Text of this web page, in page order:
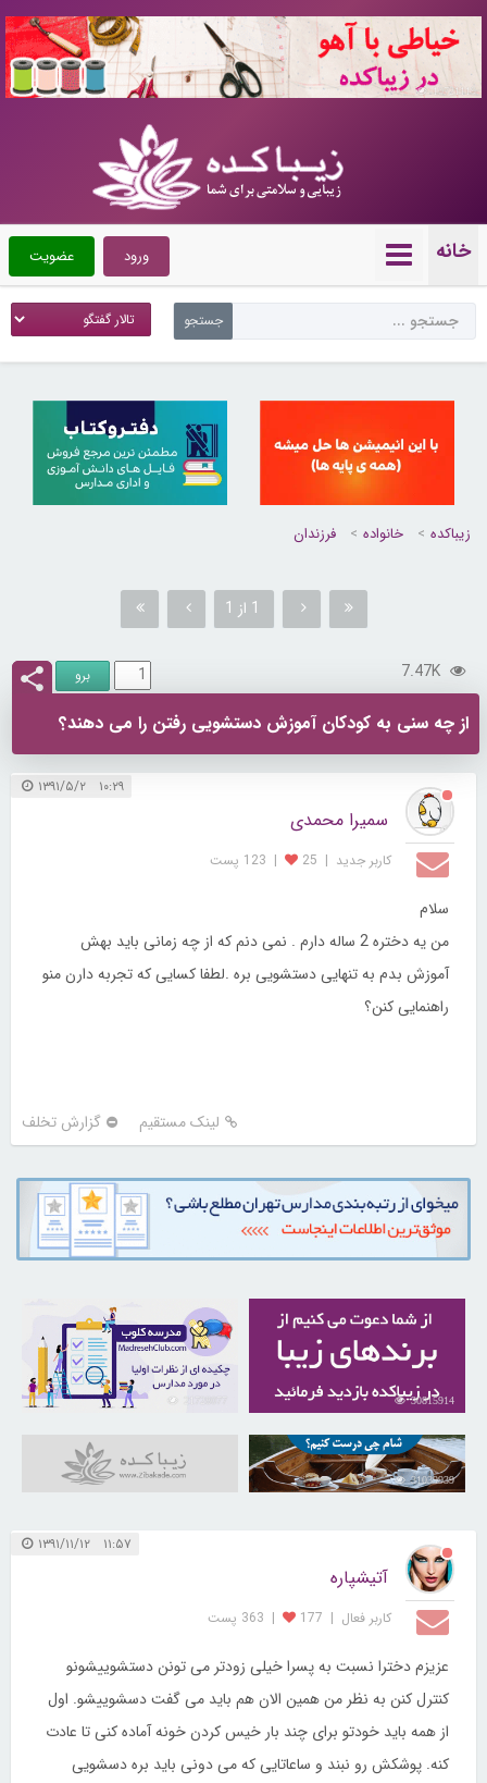
10721119
خانه عضویت ورود
زیباکده خانواده فرزندان
1 از 1
7.47K
از چه سنی به کودکان آموزش دستشویی رفتن را می دهند؟
۱۰:۲۹ ۱۳۹۱/۵/۲
سمیرا محمدی
کاربر جديد |
25
| 123 پست
سلام
من یه دختره 2 ساله دارم . نمی دنم که از چه زمانی باید بهش
آموزش بدم به تنهایی دستشویی بره .لطفا کسایی که تجربه دارن منو
راهنمایی کنن؟
لینک مستقیم گزارش تخلف
30815914
31039939
۱۱:۵۷ ۱۳۹۱/۱۱/۱۲
آتیشپاره
کاربر فعال |
177
| 363 پست
عزیزم دخترا نسبت به پسرا خیلی زودتر می تونن دستشوییشونو
کنترل کنن به نظر من همین الان هم باید می گفت دسشوییشو. اول
از همه باید خودتو برای چند بار خیس کردن خونه آماده کنی تا عادت
کنه. پوشکش رو نبند و ساعاتایی که می دونی باید بره دسشویی